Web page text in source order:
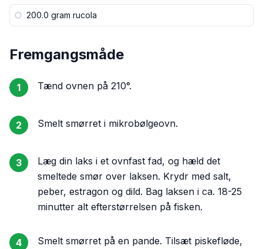
200.0 gram rucola
Fremgangsmåde
1 Tænd ovnen på 210°.
2 Smelt smørret i mikrobølgeovn.
3
Læg din laks i et ovnfast fad, og hæld det
smeltede smør over laksen. Krydr med salt,
peber, estragon og dild. Bag laksen i ca. 18-25
minutter alt efterstørrelsen på fisken.
4
Smelt smørret på en pande. Tilsæt piskefløde,